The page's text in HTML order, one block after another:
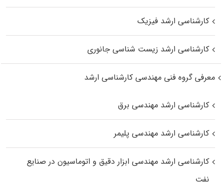
کارشناسی ارشد فیزیک
کارشناسی ارشد زیست‌ شناسی جانوری
معرفی گروه فنی مهندسی کارشناسی ارشد
کارشناسی ارشد مهندسی برق
کارشناسی ارشد مهندسی پلیمر
کارشناسی ارشد مهندسی ابزار دقیق و اتوماسیون در صنایع
نفت